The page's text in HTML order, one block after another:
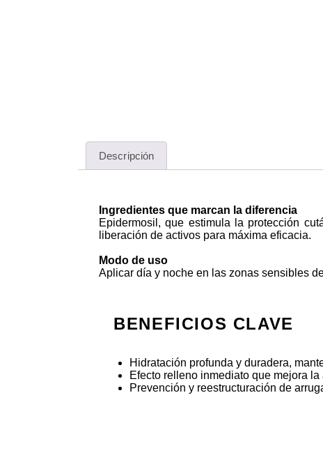
Descripción
Ingredientes que marcan la diferencia
Epidermosil, que estimula la protección
liberación de activos para máxima eficacia.
Modo de uso
Aplicar día y noche en las zonas sensibles
BENEFICIOS CLAVE
Hidratación profunda y duradera,
Efecto relleno inmediato que mejora
Prevención y reestructuración de